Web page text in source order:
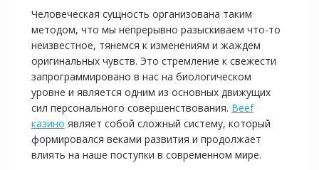
Человеческая сущность организована таким
методом, что мы непрерывно разыскиваем что-то
неизвестное, тянемся к изменениям и жаждем
оригинальных чувств. Это стремление к свежести
запрограммировано в нас на биологическом
уровне и является одним из основных движущих
сил персонального совершенствования. Beef
казино являет собой сложный систему, который
формировался веками развития и продолжает
влиять на наше поступки в современном мире.